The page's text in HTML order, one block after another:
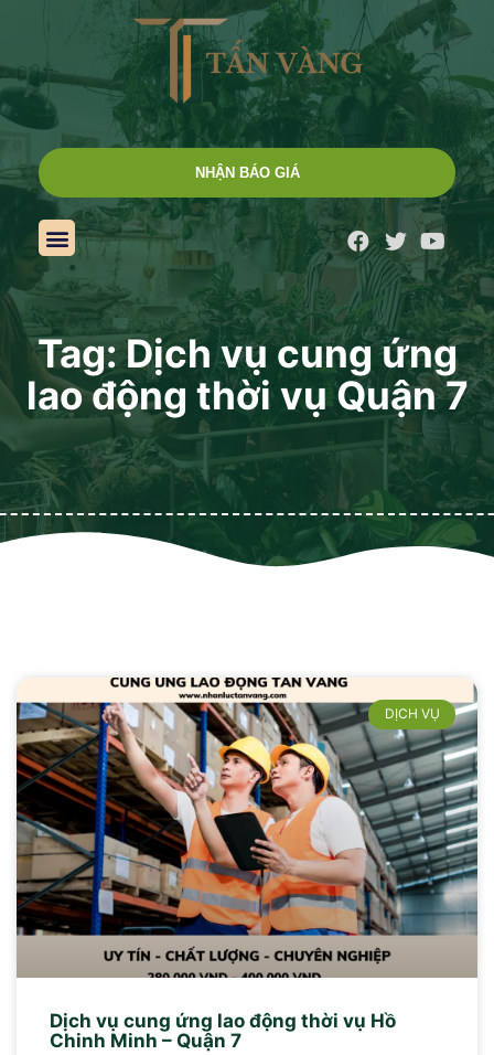
NHẬN BÁO GIÁ
Tag: Dịch vụ cung ứng
lao động thời vụ Quận 7
DỊCH VỤ
Dịch vụ cung ứng lao động thời vụ Hồ
Chinh Minh – Quận 7